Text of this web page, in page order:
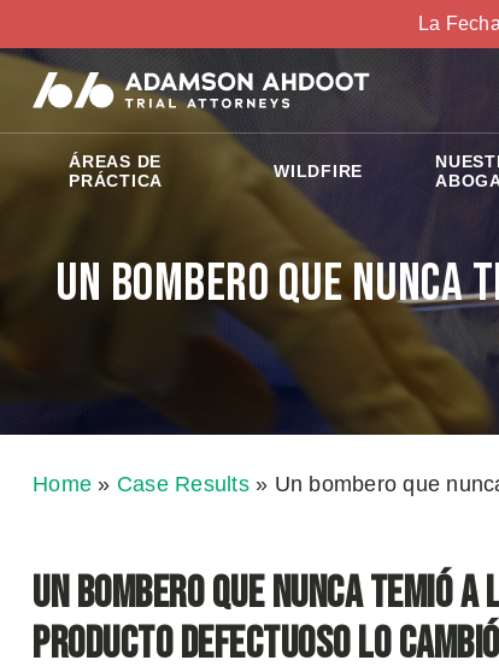
La
ÁREAS DE
PRÁCTICA
WILDFIRE
Un bombero que
Home » Case Results» Un bombero que
Un bombero que nunca temió
producto defectuoso lo